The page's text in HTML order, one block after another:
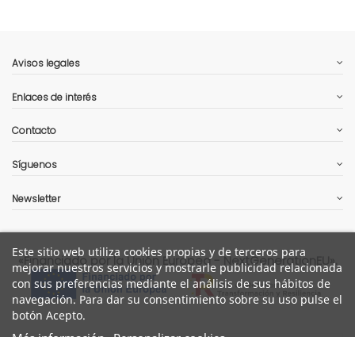
Avisos legales
Enlaces de interés
Contacto
Este sitio web utiliza cookies propias y de terceros para
mejorar nuestros servicios y mostrarle publicidad relacionada
con sus preferencias mediante el análisis de sus hábitos de
navegación. Para dar su consentimiento sobre su uso pulse el
botón Acepto.
Síguenos
Newsletter
«Financiado por la Unión Europea - NextGenerationEU».